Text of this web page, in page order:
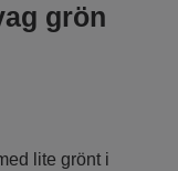
grön
lite grönt i